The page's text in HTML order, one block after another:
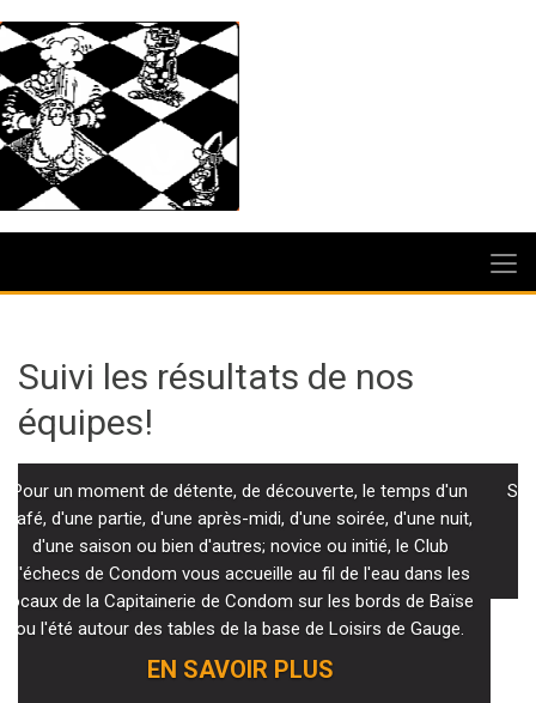
Suivi les résultats de nos
équipes!
Saviez-vous que le Club avait ouvert ses portes derrière les
portes de la prison de Condom?
En Savoir Plus
NATIONALE 1